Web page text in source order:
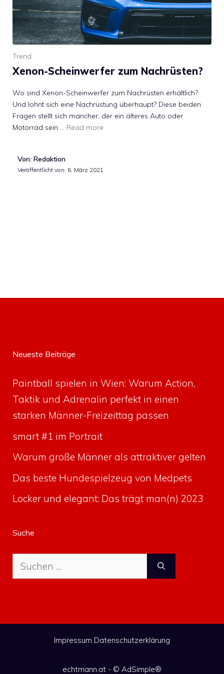
Trend
Xenon-Scheinwerfer zum Nachrüsten?
Wo sind Xenon-Scheinwerfer zum Nachrüsten erhältlich?
Und lohnt sich eine Nachrüstung überhaupt? Diese beiden
Fragen stellt sich mancher, der ein älteres Auto oder
Motorrad sein … Read more
Von: Redaktion
Veröffentlicht von: 6. März 2021
Neueste Beiträge
Paintball spielen in Wien: Warum Action,
Taktik und Adrenalin perfekt in einen
starken Männer-Freizeittag passen
smart #1 im Portrait
Warum große Männer als attraktiver gelten
Das beste Hundespielzeug von Medpets
Locker und elegant: Das trägt man(n) 2023
Suche
Suche
nach:
Impressum Datenschutzerklärung
echtmann.at - © AdSimple®